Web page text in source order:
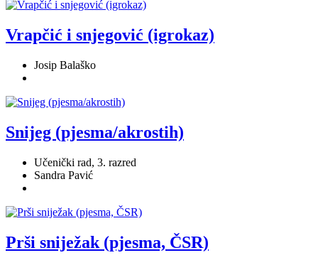
Vrapčić i snjegović (igrokaz)
Josip Balaško
Snijeg (pjesma/akrostih)
Učenički rad, 3. razred
Sandra Pavić
Prši sniježak (pjesma, ČSR)